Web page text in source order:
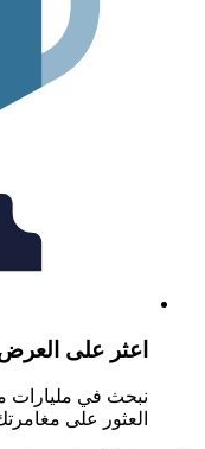
على العرض
في مليارات
على مغامرتك التالية